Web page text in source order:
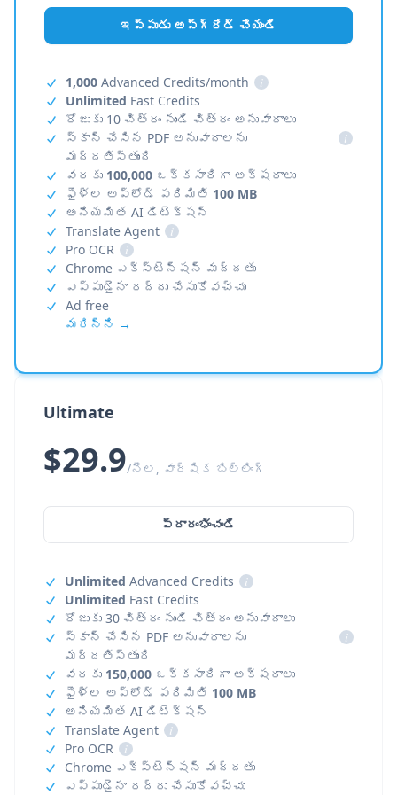
ఇప్పుడు అప్‌గ్రేడ్ చేయండి
1,000 Advanced Credits/month
i
Unlimited Fast Credits
రోజుకు 10 చిత్రం నుండి చిత్రం అనువాదాలు
స్కాన్ చేసిన PDF అనువాదాలను
మద్దతిస్తుంది
i
వరకు 100,000 ఒక్కసారిగా అక్షరాలు
ఫైళ్ల అప్‌లోడ్ పరిమితి 100 MB
అనియమిత AI డిటెక్షన్
Translate Agent
i
Pro OCR
i
Chrome ఎక్స్‌టెన్షన్ మద్దతు
ఎప్పుడైనా రద్దు చేసుకోవచ్చు
Ad free
మరిన్ని →
Ultimate
$29.9/నెల, వార్షిక బిల్లింగ్
ప్రారంభించండి
Unlimited Advanced Credits
i
Unlimited Fast Credits
రోజుకు 30 చిత్రం నుండి చిత్రం అనువాదాలు
స్కాన్ చేసిన PDF అనువాదాలను
మద్దతిస్తుంది
i
వరకు 150,000 ఒక్కసారిగా అక్షరాలు
ఫైళ్ల అప్‌లోడ్ పరిమితి 100 MB
అనియమిత AI డిటెక్షన్
Translate Agent
i
Pro OCR
i
Chrome ఎక్స్‌టెన్షన్ మద్దతు
ఎప్పుడైనా రద్దు చేసుకోవచ్చు